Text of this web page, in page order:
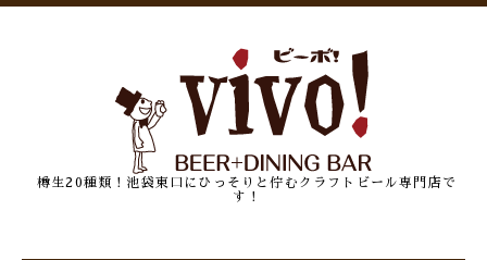
樽生20種類！池袋東口にひっそりと佇むクラフトビール専門店で
す！